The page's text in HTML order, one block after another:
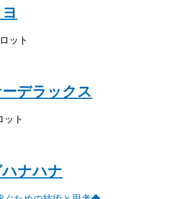
ット
デラックス
ット
ナハナ